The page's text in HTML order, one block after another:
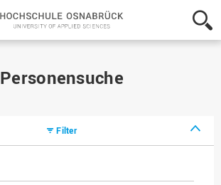
Hochschule
Osnabrück
-
Personensuche
Filter